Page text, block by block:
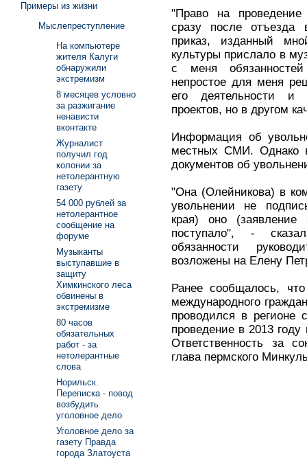
"Право на проведение
сразу после отъезда
приказ, изданный
культуры прислало в
с меня
непростое для меня
его деятельности и
проектов, но в другом
Информация об
местных СМИ. Однако
документов об
"Она (Олейникова) в
увольнении не
края) оно
поступало", -
обязанности
возложены на Елену
Ранее сообщалось,
международного
проводился в регионе
проведение в 2013
Ответственность за
глава пермского
Примеры из жизни
Мыслепреступление
На компьютере
жителя Калуги
обнаружили
экстремизм
8 месяцев условно
за разжигание
ненависти
вконтакте
Журналист
получил год
колонии за
нетолерантную
газету
54 000 рублей за
нетолерантное
сообщение на
форуме
Музыканты
выступавшие в
защиту
Химкинского леса
обвинены в
экстремизме
80 часов
обязательных
работ - за
нетолерантные
слова
Норильск.
Переписка - повод
возбудить
уголовное дело
Уголовное дело за
газету Правда
города Златоуста